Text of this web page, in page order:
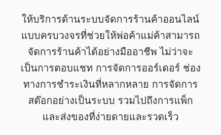
ให้บริการด้านระบบจัดการร้านค้าออนไลน์
แบบครบวงจรที่ช่วยให้พ่อค้าแม่ค้าสามารถ
จัดการร้านค้าได้อย่างมืออาชีพ ไม่ว่าจะ
เป็นการตอบแชท การจัดการออร์เดอร์ ช่อง
ทางการชำระเงินที่หลากหลาย การจัดการ
สต๊อกอย่างเป็นระบบ รวมไปถึงการแพ็ก
และส่งของที่ง่ายดายและรวดเร็ว